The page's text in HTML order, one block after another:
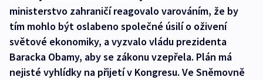
ministerstvo zahraničí reagovalo varováním, že by
tím mohlo být oslabeno společné úsilí o oživení
světové ekonomiky, a vyzvalo vládu prezidenta
Baracka Obamy, aby se zákonu vzepřela. Plán má
nejisté vyhlídky na přijetí v Kongresu. Ve Sněmovně